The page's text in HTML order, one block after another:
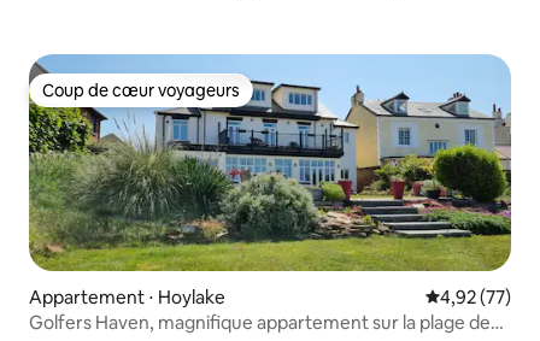
Coup de cœur voyageurs
Coup de cœur voyageurs
Appartement ⋅ Hoylake Évaluation
4,92 (77)
Golfers Haven, magnifique appartement sur la plage de